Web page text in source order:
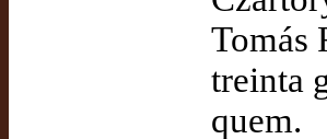
Tomás
treinta
quem.